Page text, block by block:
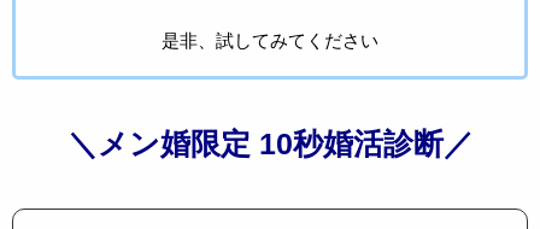
是非、試してみてください
＼メン婚限定 10秒婚活診断／